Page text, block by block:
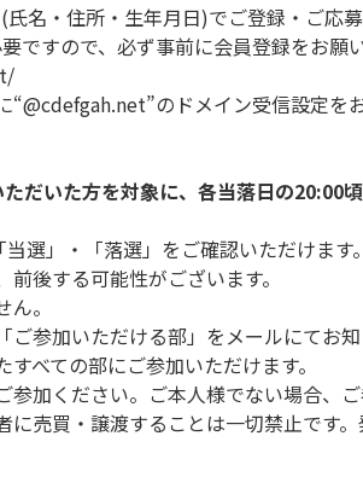
名・住所・生年月日)でご登録・ご応募
すので、必ず事前に会員登録をお願い
のドメイン受信設定を
だいた方を対象に、各当落日の20:00
選」・「落選」をご確認いただけます。
後する可能性がございます。
。
参加いただける部」をメールにてお知
べての部にご参加いただけます。
加ください。ご本人様でない場合、ご
売買・譲渡することは一切禁止です